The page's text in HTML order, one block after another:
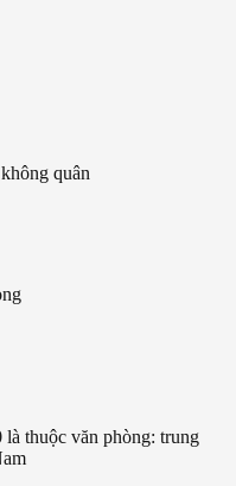
quân
thuộc văn phòng: trung